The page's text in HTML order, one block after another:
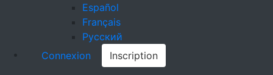
Español
Français
Русский
Connexion
Inscription